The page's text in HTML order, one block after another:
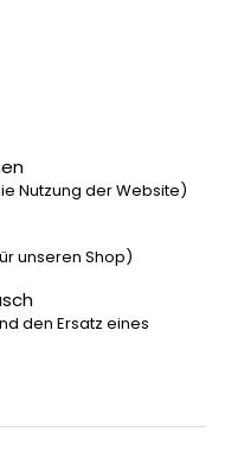
Nutzung der Website)
unseren Shop)
den Ersatz eines